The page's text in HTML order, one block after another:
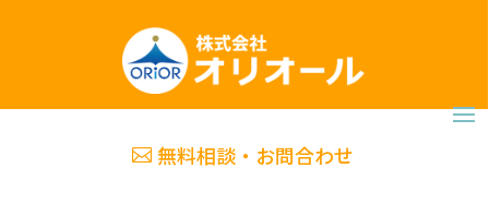
無料相談・お問合わせ